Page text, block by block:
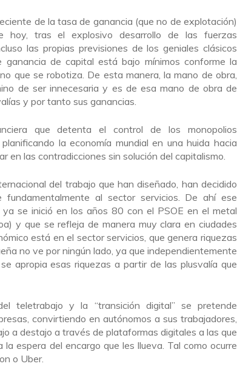
de la tasa de ganancia (que no de explotación)
hoy, tras el explosivo desarrollo de las fuerzas
las propias previsiones de los geniales clásicos
de capital está bajo mínimos conforme la
que se robotiza. De esta manera, la mano de obra,
de ser innecesaria y es de esa mano de obra de
y por tanto sus ganancias.
que detenta el control de los monopolios
la economía mundial en una huida hacia
en las contradicciones sin solución del capitalismo.
del trabajo que han diseñado, han decidido
al sector servicios. De ahí ese
se inició en los años 80 con el PSOE en el metal
y que se refleja de manera muy clara en ciudades
está en el sector servicios, que genera riquezas
no ve por ningún lado, ya que independientemente
apropia esas riquezas a partir de las plusvalía que
teletrabajo y la “transición digital” se pretende
convirtiendo en autónomos a sus trabajadores,
a destajo a través de plataformas digitales a las que
espera del encargo que les llueva. Tal como ocurre
o Uber.